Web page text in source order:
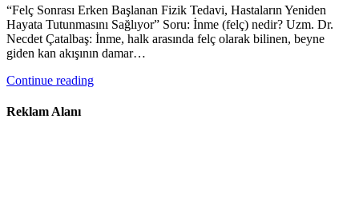
“Felç Sonrası Erken Başlanan Fizik Tedavi, Hastaların Yeniden
Hayata Tutunmasını Sağlıyor” Soru: İnme (felç) nedir? Uzm. Dr.
Necdet Çatalbaş: İnme, halk arasında felç olarak bilinen, beyne
giden kan akışının damar…
Continue reading
Reklam Alanı